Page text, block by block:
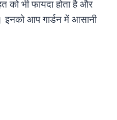
भी फायदा होता है और
इनको आप गार्डन में आसानी